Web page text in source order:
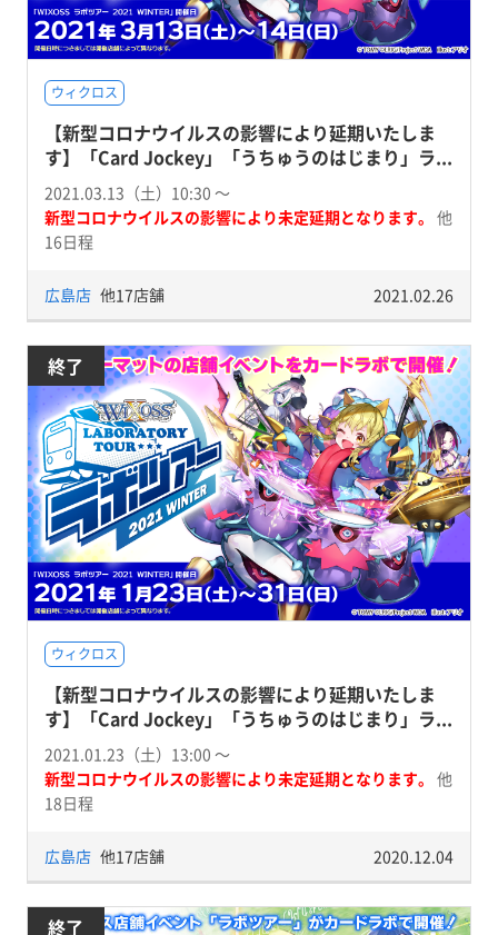
ウィクロス
【新型コロナウイルスの影響により延期いたしま
す】「Card Jockey」「うちゅうのはじまり」ラ...
2021.03.13（土）10:30 〜
新型コロナウイルスの影響により未定延期となります。 他
16日程
広島店 他17店舗 2021.02.26
終了
ウィクロス
【新型コロナウイルスの影響により延期いたしま
す】「Card Jockey」「うちゅうのはじまり」ラ...
2021.01.23（土）13:00 〜
新型コロナウイルスの影響により未定延期となります。 他
18日程
広島店 他17店舗 2020.12.04
終了